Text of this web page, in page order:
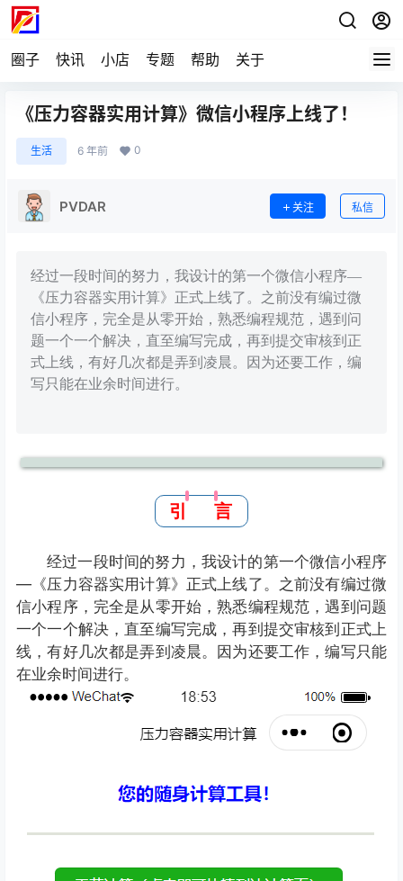
圈子 快讯 小店 专题 帮助 关于
《压力容器实用计算》微信小程序上线了！
生活 6 年前 0
PVDAR 关注 私信
经过一段时间的努力，我设计的第一个微信小程序—
《压力容器实用计算》正式上线了。之前没有编过微
信小程序，完全是从零开始，熟悉编程规范，遇到问
题一个一个解决，直至编写完成，再到提交审核到正
式上线，有好几次都是弄到凌晨。因为还要工作，编
写只能在业余时间进行。
引 言
经过一段时间的努力，我设计的第一个微信小程序
—《压力容器实用计算》正式上线了。之前没有编过微
信小程序，完全是从零开始，熟悉编程规范，遇到问题
一个一个解决，直至编写完成，再到提交审核到正式上
线，有好几次都是弄到凌晨。因为还要工作，编写只能
在业余时间进行。